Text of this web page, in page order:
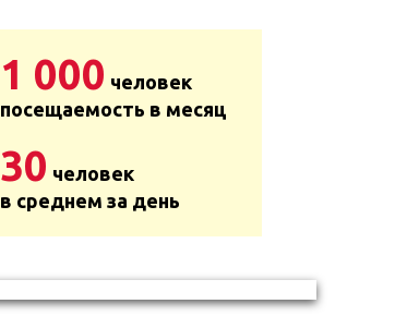
1 000 человек
посещаемость в месяц
30 человек
в среднем за день